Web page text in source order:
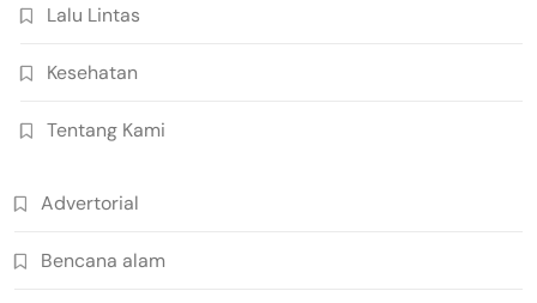
Lalu Lintas
Kesehatan
Tentang Kami
Advertorial
Bencana alam